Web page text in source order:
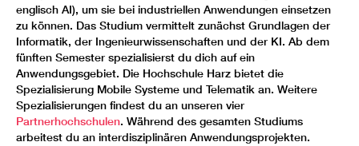
englisch AI), um sie bei industriellen Anwendungen einsetzen
zu können. Das Studium vermittelt zunächst Grundlagen der
Informatik, der Ingenieurwissenschaften und der KI. Ab dem
fünften Semester spezialisierst du dich auf ein
Anwendungsgebiet. Die Hochschule Harz bietet die
Spezialisierung Mobile Systeme und Telematik an. Weitere
Spezialisierungen findest du an unseren vier
Partnerhochschulen. Während des gesamten Studiums
arbeitest du an interdisziplinären Anwendungsprojekten.